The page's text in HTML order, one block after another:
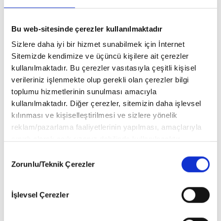
Bu web-sitesinde çerezler kullanılmaktadır
Sizlere daha iyi bir hizmet sunabilmek için İnternet
Sitemizde kendimize ve üçüncü kişilere ait çerezler
kullanılmaktadır. Bu çerezler vasıtasıyla çeşitli kişisel
verileriniz işlenmekte olup gerekli olan çerezler bilgi
toplumu hizmetlerinin sunulması amacıyla
kullanılmaktadır. Diğer çerezler, sitemizin daha işlevsel
kılınması ve kişiselleştirilmesi ve sizlere yönelik
reklam/pazarlama faaliyetlerinin yapılması, amaçlarıyla
vasıtasıyla belirleyebilirsiniz. Çerezlere ilişkin detaylı bilgi
Çerez Bilgilendirme
6698 sayılı Kişisel Verilerin Korunması Kanunu uyarınca
Selection
Zorunlu/Teknik Çerezler
İşlevsel Çerezler